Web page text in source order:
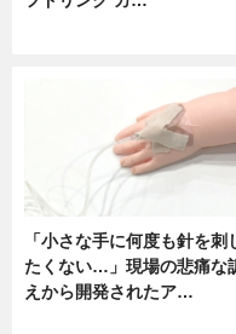
「小さな手に何度も針を刺
たくない…」現場の悲痛な
えから開発されたア…